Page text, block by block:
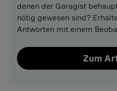
denen der Garagist
nötig gewesen sind?
Antworten mit einem
Zum